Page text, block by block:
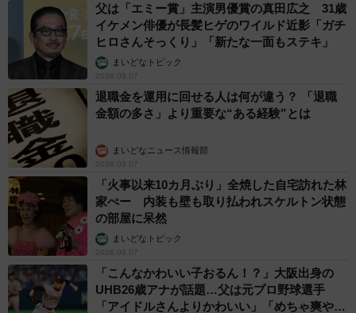
父は「エミー賞」主演男優賞の真田広之 31歳
イケメン俳優が長髪ヒゲのワイルド近影「ガチ
ヒロさんそっくり」「新たな一面もステキ」
まいどなトピック
2026.08.07
退職金を運用に回せる人は何が違う？ 「退職
金額の多さ」より重要な“ある経験”とは
まいどなニュース情報部
2026.08.07
「火事以来10カ月ぶり」全焼した自宅訪れた林
家ぺー 内装も壁も取り払われスケルトン状態
の部屋に呆然
まいどなトピック
2026.08.07
「こんなかわいい子おるん！？」大阪出身の
UHB26歳アナが話題…父は元プロ野球選手
「アイドルさんよりかわいい」「めちゃ爽や